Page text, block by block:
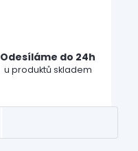
Odesíláme do 24h
u produktů skladem